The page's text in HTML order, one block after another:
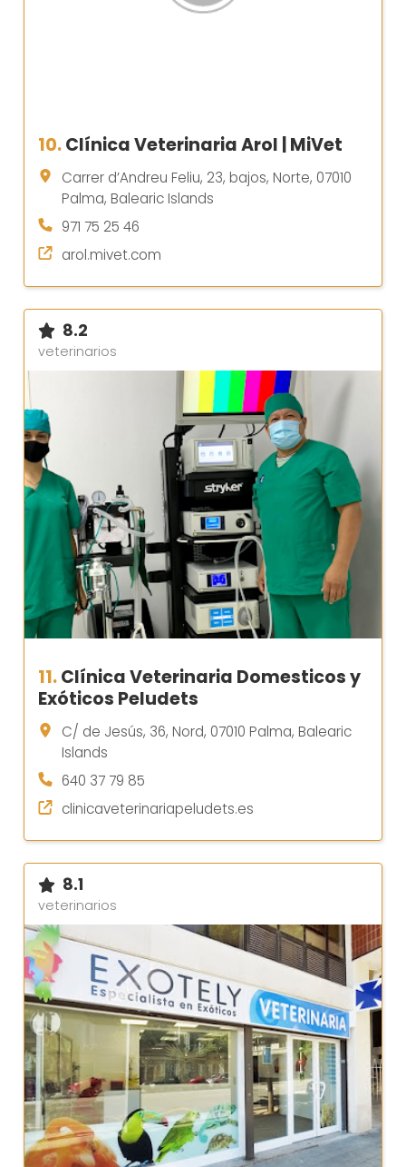
10.Clínica Veterinaria Arol | MiVet
Carrer d’Andreu Feliu, 23, bajos, Norte, 07010
Palma, Balearic Islands
971 75 25 46
arol.mivet.com
8.2
veterinarios
11.Clínica Veterinaria Domesticos y
Exóticos Peludets
C/ de Jesús, 36, Nord, 07010 Palma, Balearic
Islands
640 37 79 85
clinicaveterinariapeludets.es
8.1
veterinarios